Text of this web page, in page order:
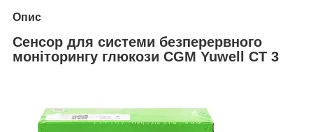
Опис
Сенсор для системи безперервного
моніторингу глюкози CGM Yuwell CT 3